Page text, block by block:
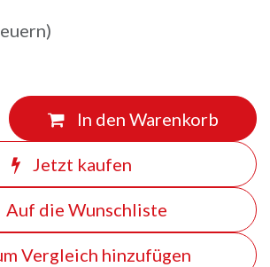
In den Warenkorb
Jetzt kaufen
Vergleich hinzufügen
Auf die Wunschliste